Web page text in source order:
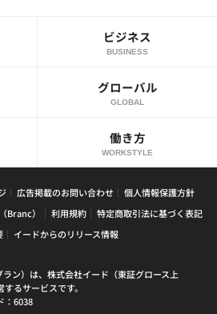
ビジネス
BUSINESS
グローバル
GLOBAL
働き方
WORKSTYLE
広告掲載のお問い合わせ
個人情報保護方針
Branc）
利用規約
特定商取引法に基づく表記
イードからのリリース情報
ン）は、株式会社イード（東証グロース上
るサービスです。
：6038